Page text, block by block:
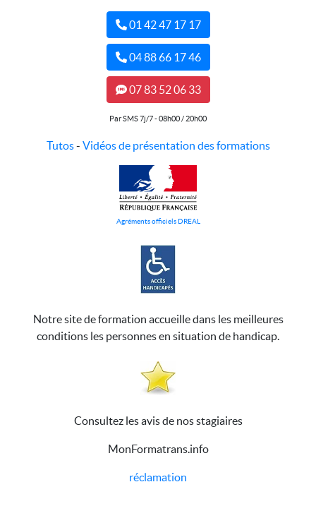
01 42 47 17 17
04 88 66 17 46
07 83 52 06 33
Par SMS 7j/7 - 08h00 / 20h00
Tutos- Vidéos de présentation des formations
Agréments officiels DREAL
Notre site de formation accueille dans les meilleures
conditions les personnes en situation de handicap.
Consultez les avis de nos stagiaires
MonFormatrans.info
réclamation